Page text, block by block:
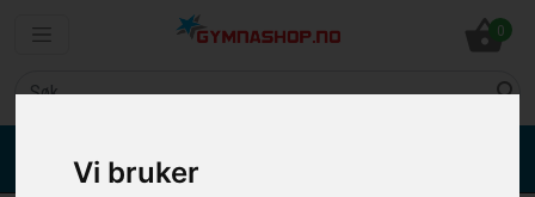
Vi bruker
shopping_basket
0
search
Ingen salg til privatpersoner